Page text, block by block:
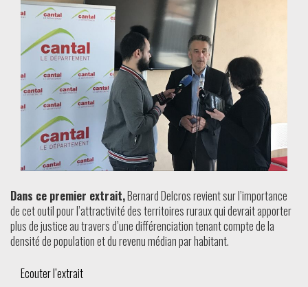
Dans ce premier extrait,Bernard Delcros revient sur l’importance
de cet outil pour l’attractivité des territoires ruraux qui devrait apporter
plus de justice au travers d’une différenciation tenant compte de la
densité de population et du revenu médian par habitant.
Ecouter l’extrait